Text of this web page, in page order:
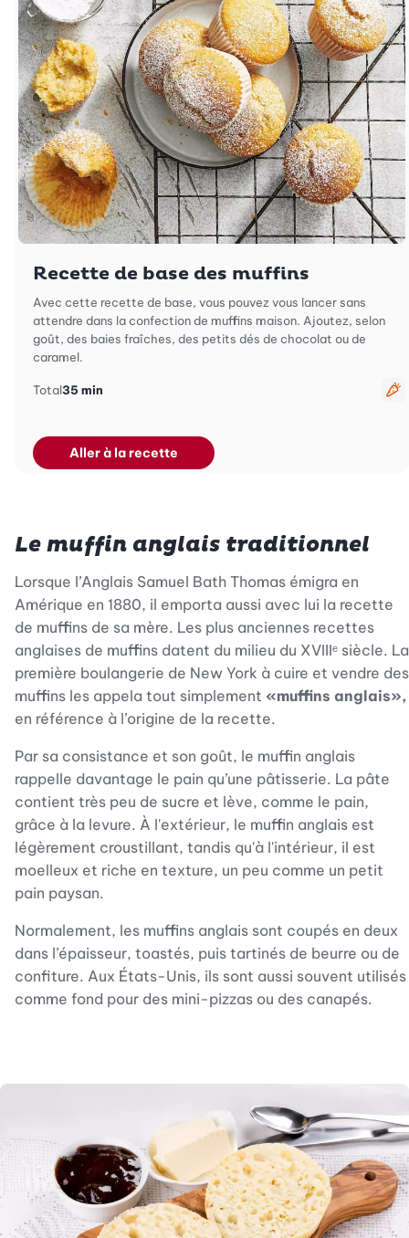
Recette de base des muffins
Avec cette recette de base, vous pouvez vous lancer sans
attendre dans la confection de muffins maison. Ajoutez, selon
goût, des baies fraîches, des petits dés de chocolat ou de
caramel.
Total35 min
Aller à la recette
Le muffin anglais traditionnel
Lorsque l’Anglais Samuel Bath Thomas émigra en
Amérique en 1880, il emporta aussi avec lui la recette
de muffins de sa mère. Les plus anciennes recettes
anglaises de muffins datent du milieu du XVIIIᵉ siècle. La
première boulangerie de New York à cuire et vendre des
muffins les appela tout simplement «muffins anglais»,
en référence à l’origine de la recette.
Par sa consistance et son goût, le muffin anglais
rappelle davantage le pain qu’une pâtisserie. La pâte
contient très peu de sucre et lève, comme le pain,
grâce à la levure. À l'extérieur, le muffin anglais est
légèrement croustillant, tandis qu'à l'intérieur, il est
moelleux et riche en texture, un peu comme un petit
pain paysan.
Normalement, les muffins anglais sont coupés en deux
dans l’épaisseur, toastés, puis tartinés de beurre ou de
confiture. Aux États-Unis, ils sont aussi souvent utilisés
comme fond pour des mini-pizzas ou des canapés.